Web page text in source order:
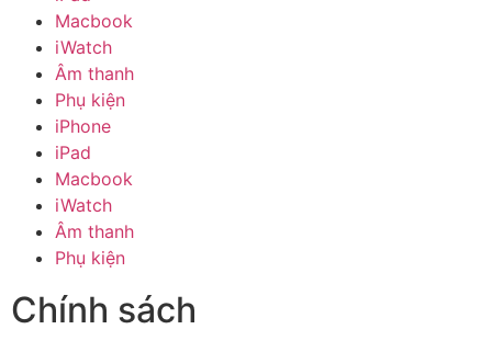
Macbook
iWatch
Âm thanh
Phụ kiện
iPhone
iPad
Macbook
iWatch
Âm thanh
Phụ kiện
Chính sách